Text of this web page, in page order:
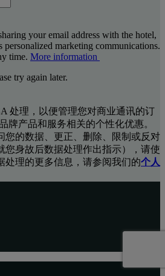
your email address with the hotel,
personalized marketing communications.
time. More information
try again later.
处理，以便管理您对商业通讯的订
牌产品和服务相关的个性化优惠。
您的数据、更正、删除、限制或反对
您身故后数据处理作出指示），请使
处理的更多信息，请参阅我们的个人